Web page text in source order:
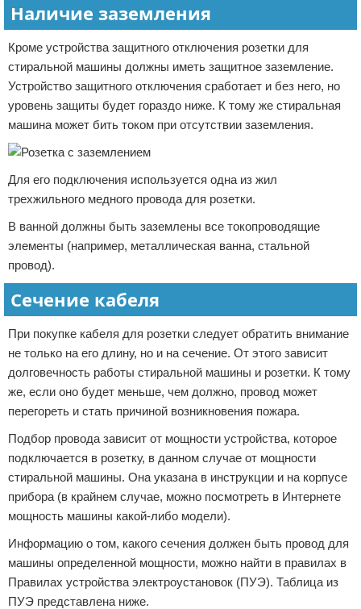
Наличие заземления
Кроме устройства защитного отключения розетки для
стиральной машины должны иметь защитное заземление.
Устройство защитного отключения сработает и без него, но
уровень защиты будет гораздо ниже. К тому же стиральная
машина может бить током при отсутствии заземления.
Для его подключения используется одна из жил
трехжильного медного провода для розетки.
В ванной должны быть заземлены все токопроводящие
элементы (например, металлическая ванна, стальной
провод).
Сечение кабеля
При покупке кабеля для розетки следует обратить внимание
не только на его длину, но и на сечение. От этого зависит
долговечность работы стиральной машины и розетки. К тому
же, если оно будет меньше, чем должно, провод может
перегореть и стать причиной возникновения пожара.
Подбор провода зависит от мощности устройства, которое
подключается в розетку, в данном случае от мощности
стиральной машины. Она указана в инструкции и на корпусе
прибора (в крайнем случае, можно посмотреть в Интернете
мощность машины какой-либо модели).
Информацию о том, какого сечения должен быть провод для
машины определенной мощности, можно найти в правилах в
Правилах устройства электроустановок (ПУЭ). Таблица из
ПУЭ представлена ниже.